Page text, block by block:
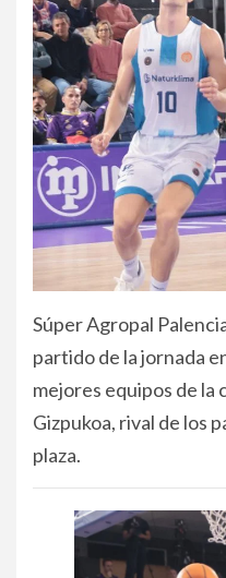
Súper Agropal
partido de la jornada
mejores equipos de
Gizpukoa, rival de los
plaza.